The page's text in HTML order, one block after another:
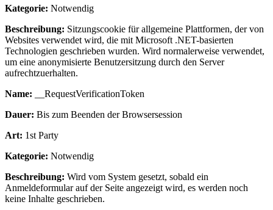
Kategorie: Notwendig
Beschreibung: Sitzungscookie für allgemeine Plattformen, der von
Websites verwendet wird, die mit Microsoft .NET-basierten
Technologien geschrieben wurden. Wird normalerweise verwendet,
um eine anonymisierte Benutzersitzung durch den Server
aufrechtzuerhalten.
Name: __RequestVerificationToken
Dauer: Bis zum Beenden der Browsersession
Art: 1st Party
Kategorie: Notwendig
Beschreibung: Wird vom System gesetzt, sobald ein
Anmeldeformular auf der Seite angezeigt wird, es werden noch
keine Inhalte geschrieben.